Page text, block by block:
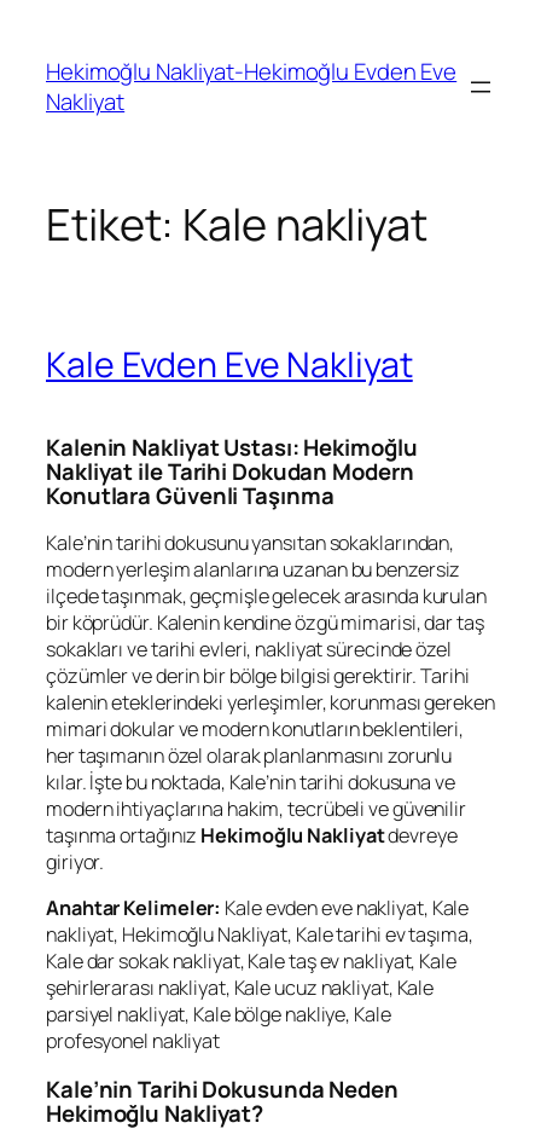
Hekimoğlu Nakliyat-Hekimoğlu Evden Eve
Nakliyat
Etiket: Kale nakliyat
Kale Evden Eve Nakliyat
Kalenin Nakliyat Ustası: Hekimoğlu
Nakliyat ile Tarihi Dokudan Modern
Konutlara Güvenli Taşınma
Kale’nin tarihi dokusunu yansıtan sokaklarından,
modern yerleşim alanlarına uzanan bu benzersiz
ilçede taşınmak, geçmişle gelecek arasında kurulan
bir köprüdür. Kalenin kendine özgü mimarisi, dar taş
sokakları ve tarihi evleri, nakliyat sürecinde özel
çözümler ve derin bir bölge bilgisi gerektirir. Tarihi
kalenin eteklerindeki yerleşimler, korunması gereken
mimari dokular ve modern konutların beklentileri,
her taşımanın özel olarak planlanmasını zorunlu
kılar. İşte bu noktada, Kale’nin tarihi dokusuna ve
modern ihtiyaçlarına hakim, tecrübeli ve güvenilir
taşınma ortağınız Hekimoğlu Nakliyatdevreye
giriyor.
Anahtar Kelimeler: Kale evden eve nakliyat, Kale
nakliyat, Hekimoğlu Nakliyat, Kale tarihi ev taşıma,
Kale dar sokak nakliyat, Kale taş ev nakliyat, Kale
şehirlerarası nakliyat, Kale ucuz nakliyat, Kale
parsiyel nakliyat, Kale bölge nakliye, Kale
profesyonel nakliyat
Kale’nin Tarihi Dokusunda Neden
Hekimoğlu Nakliyat?